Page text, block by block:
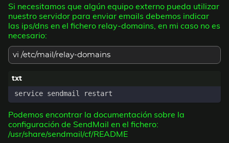
Si necesitamos que algún equipo externo pueda utilizar
nuestro servidor para enviar emails debemos indicar
las ips/dns en el fichero relay-domains, en mi caso no es
necesario:
vi /etc/mail/relay-domains
Podemos encontrar la documentación sobre la
configuración de SendMail en el fichero:
/usr/share/sendmail/cf/README